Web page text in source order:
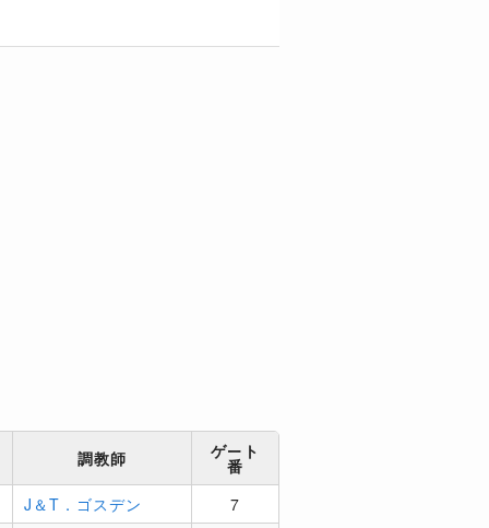
調教師 ゲート
番
J＆T．ゴスデン
7